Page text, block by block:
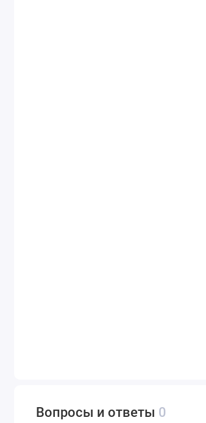
Вопросы и ответы 0